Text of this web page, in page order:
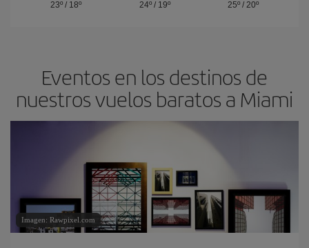
23º/ 18º 24º/ 19º 25º / 20º
Eventos en los destinos de
nuestros vuelos baratos a Miami
Imagen: Rawpixel.com